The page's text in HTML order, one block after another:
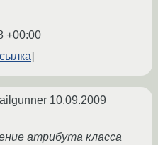
+00:00
10.09.2009
атрибута класса